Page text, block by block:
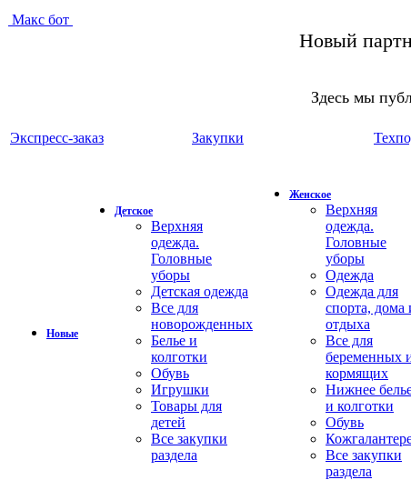
Макс бот
Новый
Здесь мы
Экспресс-заказ Закупки
Новые
Детское
Верхняя
одежда.
Головные
уборы
Детская одежда
Все для
новорожденных
Белье и
колготки
Обувь
Игрушки
Товары для
детей
Все закупки
раздела
Женское
Верхняя
одежда.
Головные
уборы
Одежда
Одежда для
спорта, дома
отдыха
Все для
беременных
кормящих
Нижнее
и колготки
Обувь
Все закупки
раздела